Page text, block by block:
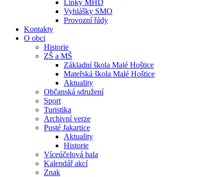
Linky MHD
Vyhlášky SMO
Provozní řády
Kontakty
O obci
Historie
ZŠ a MŠ
Základní škola Malé Hoštice
Mateřská škola Malé Hoštice
Aktuality
Občanská sdružení
Sport
Turistika
Archivní verze
Pusté Jakartice
Aktuality
Historie
Víceúčelová hala
Kalendář akcí
Znak